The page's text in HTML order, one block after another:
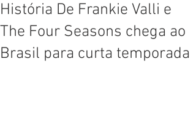
História De Frankie Valli e
The Four Seasons chega ao
Brasil para curta temporada